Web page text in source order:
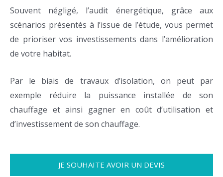
Souvent négligé, l’audit énergétique, grâce aux
scénarios présentés à l’issue de l’étude, vous permet
de prioriser vos investissements dans l’amélioration
de votre habitat.
Par le biais de travaux d’isolation, on peut par
exemple réduire la puissance installée de son
chauffage et ainsi gagner en coût d’utilisation et
d’investissement de son chauffage.
JE SOUHAITE AVOIR UN DEVIS